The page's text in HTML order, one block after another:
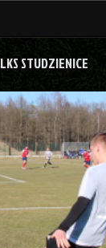
LKS STUDZIENICE